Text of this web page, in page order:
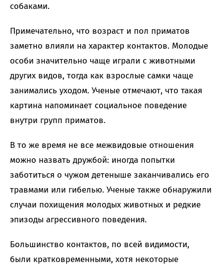
собаками.
Примечательно, что возраст и пол приматов
заметно влияли на характер контактов. Молодые
особи значительно чаще играли с животными
других видов, тогда как взрослые самки чаще
занимались уходом. Ученые отмечают, что такая
картина напоминает социальное поведение
внутри групп приматов.
В то же время не все межвидовые отношения
можно назвать дружбой: иногда попытки
заботиться о чужом детеныше заканчивались его
травмами или гибелью. Ученые также обнаружили
случаи похищения молодых животных и редкие
эпизоды агрессивного поведения.
Большинство контактов, по всей видимости,
были кратковременными, хотя некоторые